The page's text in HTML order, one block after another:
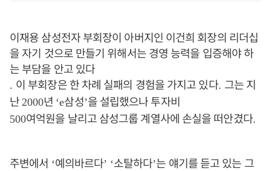
이재용 삼성전자 부회장이 아버지인 이건희 회장의 리더십
을 자기 것으로 만들기 위해서는 경영 능력을 입증해야 하
는 부담을 안고 있다
. 이 부회장은 한 차례 실패의 경험을 가지고 있다. 그는 지
난 2000년 ‘e삼성’을 설립했으나 투자비
500여억원을 날리고 삼성그룹 계열사에 손실을 떠안겼다.
주변에서 ‘예의바르다’ ‘소탈하다’는 얘기를 듣고 있는 그